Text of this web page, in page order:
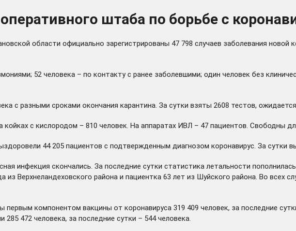
штаба по борьбе с
области официально зарегистрированы 47 798 случаев заболевания новой
52 человека – по контакту с ранее заболевшими; один человек без
с разными сроками окончания карантина. За сутки взяты 2608 тестов, ожидается
койках с кислородом – 810 человек. На аппаратах ИВЛ – 47 пациентов. Свободны
44 205 пациентов с подтвержденным диагнозом коронавирус. За сутки
инфекция скончались. За последние сутки статистика летальности
из Верхнеландеховского района и пациентка 63 лет из Шуйского района. Во всех
первым компонентом вакцины от коронавируса 319 409 человек, за последние
472 человека, за последние сутки – 544 человека.